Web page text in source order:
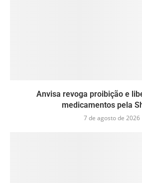
Anvisa revoga proibição e
medicamentos pela
7 de agosto de 2026